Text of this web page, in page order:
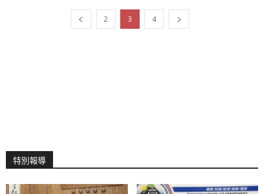
2 3 4
特別報導